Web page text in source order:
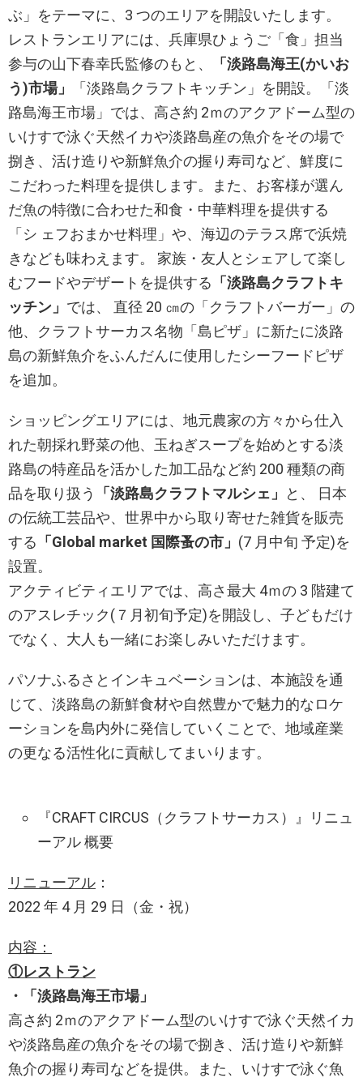
ぶ」をテーマに、3 つのエリアを開設いたします。
レストランエリアには、兵庫県ひょうご「食」担当
参与の山下春幸氏監修のもと、
「淡路島海王(かいお
う)市場」
「淡路島クラフトキッチン」を開設。「淡
路島海王市場」では、高さ約 2ｍのアクアドーム型の
いけすで泳ぐ天然イカや淡路島産の魚介をその場で
捌き、活け造りや新鮮魚介の握り寿司など、鮮度に
こだわった料理を提供します。また、お客様が選ん
だ魚の特徴に合わせた和食・中華料理を提供する
「シ ェフおまかせ料理」や、海辺のテラス席で浜焼
きなども味わえます。 家族・友人とシェアして楽し
むフードやデザートを提供する 「淡路島クラフトキ
ッチン」 では、 直径 20 ㎝の「クラフトバーガー」の
他、クラフトサーカス名物「島ピザ」に新たに淡路
島の新鮮魚介をふんだんに使用したシーフードピザ
を追加。
ショッピングエリアには、地元農家の方々から仕入
れた朝採れ野菜の他、玉ねぎスープを始めとする淡
路島の特産品を活かした加工品など約 200 種類の商
品を取り扱う
「淡路島クラフトマルシェ」
と、 日本
の伝統工芸品や、世界中から取り寄せた雑貨を販売
する 「Global market 国際蚤の市」 (7 月中旬 予定)を
設置。
アクティビティエリアでは、高さ最大 4ｍの 3 階建て
のアスレチック(７月初旬予定)を開設し、子どもだけ
でなく、大人も一緒にお楽しみいただけます。
パソナふるさとインキュベーションは、本施設を通
じて、淡路島の新鮮食材や自然豊かで魅力的なロケ
ーションを島内外に発信していくことで、地域産業
の更なる活性化に貢献してまいります。
『CRAFT CIRCUS（クラフトサーカス）』リニュ
ーアル 概要
リニューアル ：
2022 年 4 月 29 日（金・祝）
内容：
①レストラン
・「淡路島海王市場」
高さ約 2ｍのアクアドーム型のいけすで泳ぐ天然イカ
や淡路島産の魚介をその場で捌き、活け造りや新鮮
魚介の握り寿司などを提供。また、いけすで泳ぐ魚